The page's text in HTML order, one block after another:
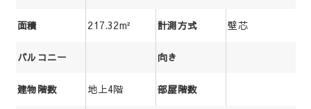
面積 217.32m² 計測方式 壁芯
バルコニー 向き
建物階数 地上4階 部屋階数